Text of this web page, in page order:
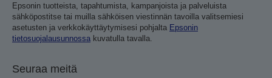
Epsonin tuotteista, tapahtumista, kampanjoista ja palveluista
sähköpostitse tai muilla sähköisen viestinnän tavoilla valitsemiesi
asetusten ja verkkokäyttäytymisesi pohjalta Epsonin
tietosuojalausunnossa kuvatulla tavalla.
Seuraa meitä